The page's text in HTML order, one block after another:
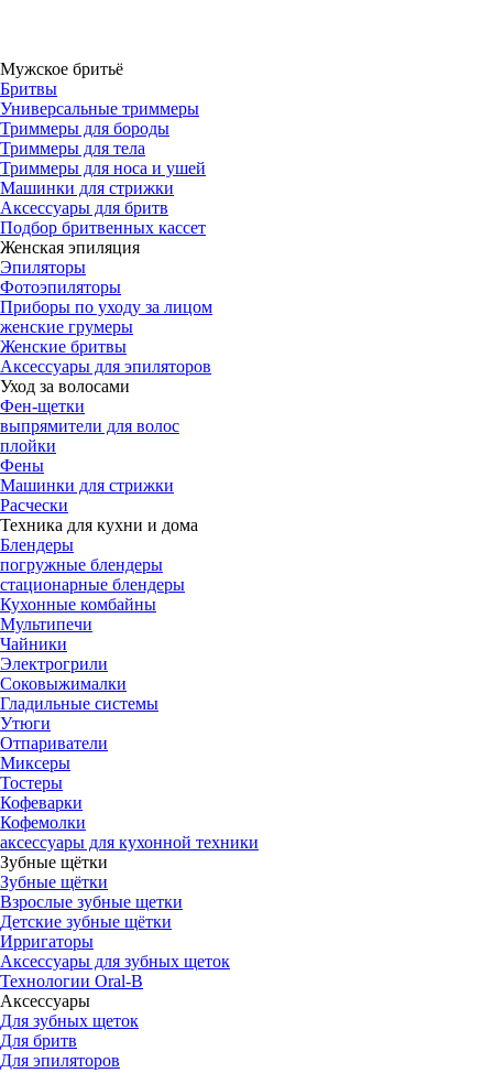
Мужское бритьё
Бритвы
Универсальные триммеры
Триммеры для бороды
Триммеры для тела
Триммеры для носа и ушей
Машинки для стрижки
Аксессуары для бритв
Подбор бритвенных кассет
Женская эпиляция
Эпиляторы
Фотоэпиляторы
Приборы по уходу за лицом
женские грумеры
Женские бритвы
Аксессуары для эпиляторов
Уход за волосами
Фен-щетки
выпрямители для волос
плойки
Фены
Машинки для стрижки
Расчески
Техника для кухни и дома
Блендеры
погружные блендеры
стационарные блендеры
Кухонные комбайны
Мультипечи
Чайники
Электрогрили
Соковыжималки
Гладильные системы
Утюги
Отпариватели
Миксеры
Тостеры
Кофеварки
Кофемолки
аксессуары для кухонной техники
Зубные щётки
Зубные щётки
Взрослые зубные щетки
Детские зубные щётки
Ирригаторы
Аксессуары для зубных щеток
Технологии Oral-B
Аксессуары
Для зубных щеток
Для бритв
Для эпиляторов